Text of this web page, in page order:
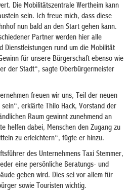
Die Mobilitätszentrale Wertheim kann
sein. Ich freue mich, dass diese
nun bald an den Start gehen kann.
Partner werden hier alle
Dienstleistungen rund um die Mobilität
für unsere Bürgerschaft ebenso wie
der Stadt“, sagte Oberbürgermeister
freuen wir uns, Teil der neuen
erklärte Thilo Hack, Vorstand der
Raum gewinnt zunehmend an
helfen dabei, Menschen den Zugang zu
zu erleichtern“, fügte er hinzu.
des Unternehmens Taxi Stemmer,
eine persönliche Beratungs- und
geben wird. Dies sei vor allem für
sowie Touristen wichtig.